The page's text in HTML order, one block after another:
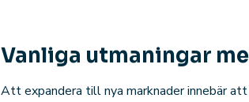
Vanliga utmaningar
Att expandera till nya marknader innebär